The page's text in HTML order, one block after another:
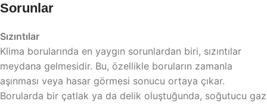
Sorunlar
Sızıntılar
Klima borularında en yaygın sorunlardan biri, sızıntılar
meydana gelmesidir. Bu, özellikle boruların zamanla
aşınması veya hasar görmesi sonucu ortaya çıkar.
Borularda bir çatlak ya da delik oluştuğunda, soğutucu gaz